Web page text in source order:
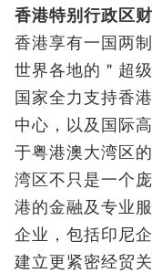
香港特别行政区
香港享有一国两
世界各地的＂超
国家全力支持香
中心，以及国际
于粤港澳大湾区
湾区不只是一个
港的金融及专业
企业，包括印尼
建立更紧密经贸